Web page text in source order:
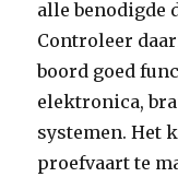
alle benodigde
Controleer
boord goed
elektronica,
systemen. Het
proefvaart te